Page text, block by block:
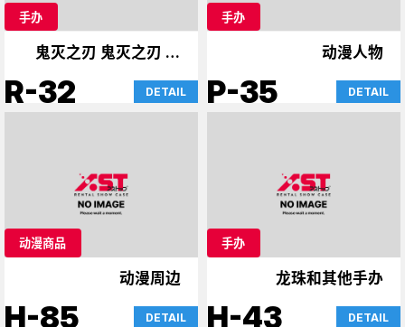
手办
鬼灭之刃 鬼灭之刃 手
办
R-32 DETAIL
手办
动漫人物
P-35 DETAIL
动漫商品
动漫周边
H-85 DETAIL
手办
龙珠和其他手办
H-43 DETAIL